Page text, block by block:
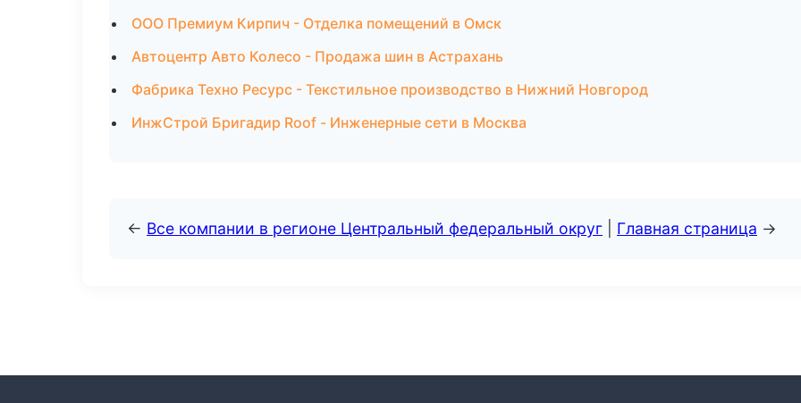
ООО Премиум Кирпич - Отделка помещений в Омск
Автоцентр Авто Колесо - Продажа шин в Астрахань
Фабрика Техно Ресурс - Текстильное производство в Нижний Новгород
ИнжСтрой Бригадир Roof - Инженерные сети в Москва
← Все компании в регионе Центральный федеральный округ Главная страница →